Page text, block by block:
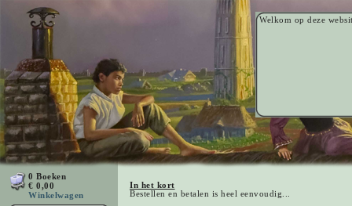
Welkom op deze
0 Boeken
€ 0,00
Winkelwagen
In het kort
Bestellen en betalen is heel eenvoudig...